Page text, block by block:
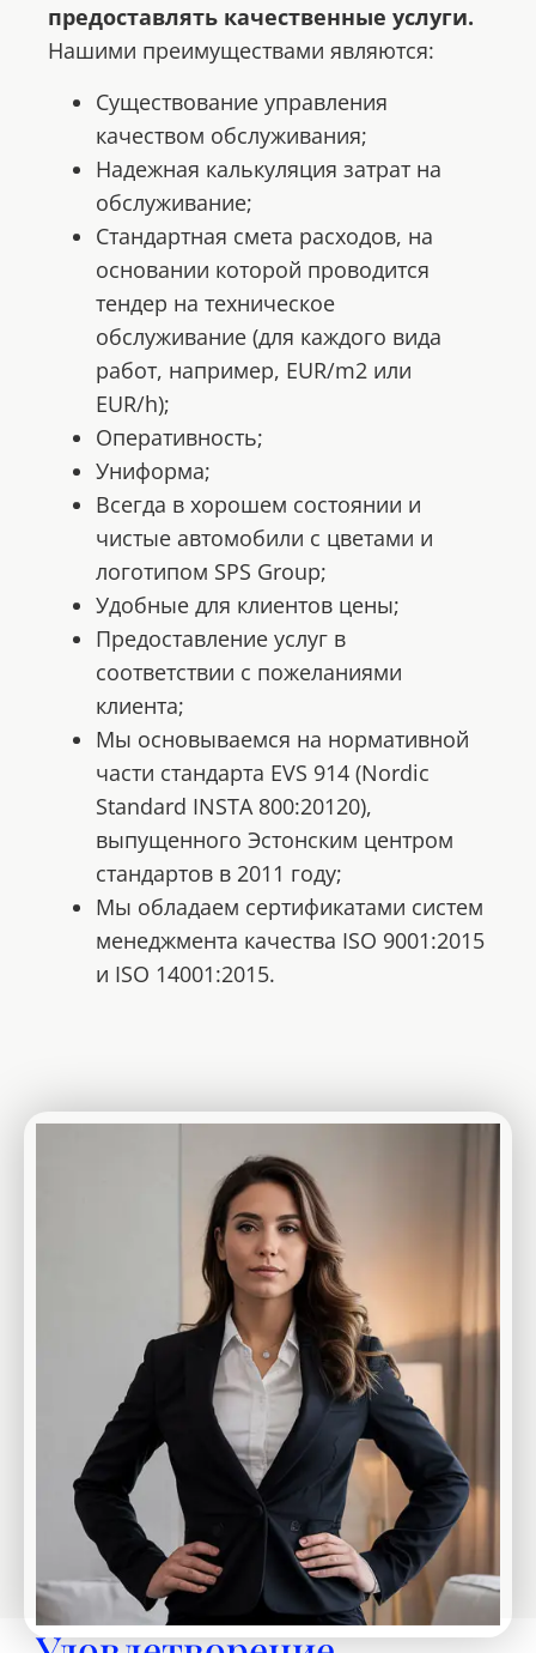
предоставлять качественные услуги.
Нашими преимуществами являются:
Существование управления
качеством обслуживания;
Надежная калькуляция затрат на
обслуживание;
Стандартная смета расходов, на
основании которой проводится
тендер на техническое
обслуживание (для каждого вида
работ, например, EUR/m2 или
EUR/h);
Оперативность;
Униформа;
Всегда в хорошем состоянии и
чистые автомобили с цветами и
логотипом SPS Group;
Удобные для клиентов цены;
Предоставление услуг в
соответствии с пожеланиями
клиента;
Мы основываемся на нормативной
части стандарта EVS 914 (Nordic
Standard INSTA 800:20120),
выпущенного Эстонским центром
стандартов в 2011 году;
Мы обладаем сертификатами систем
менеджмента качества ISO 9001:2015
и ISO 14001:2015.